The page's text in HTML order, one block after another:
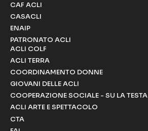
CAF ACLI
CASACLI
ENAIP
PATRONATO ACLI
ACLI COLF
ACLI TERRA
COORDINAMENTO DONNE
GIOVANI DELLE ACLI
COOPERAZIONE SOCIALE - SU LA TESTA
ACLI ARTE E SPETTACOLO
CTA